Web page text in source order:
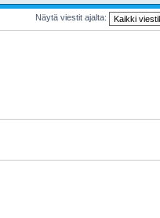
Näytä viestit ajalta: